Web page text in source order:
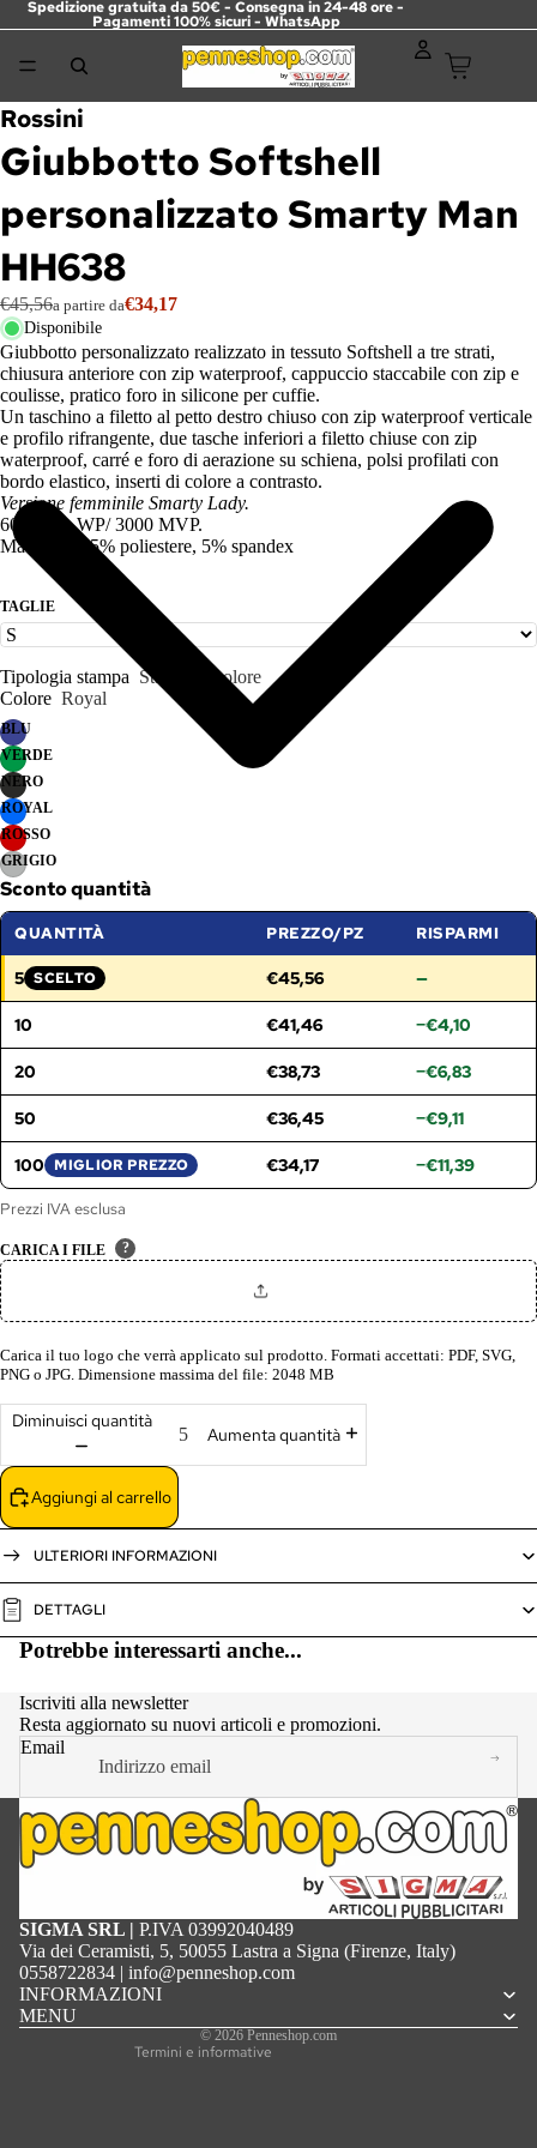
Spedizione gratuita da 50€ - Consegna in 24-48 ore -
Pagamenti 100% sicuri - WhatsApp
Rossini
Giubbotto Softshell
personalizzato Smarty Man
HH638
€45,56a partire da€34,17
Disponibile
Giubbotto personalizzato realizzato in tessuto Softshell a tre strati,
chiusura anteriore con zip waterproof, cappuccio staccabile con zip e
coulisse, pratico foro in silicone per cuffie.
Un taschino a filetto al petto destro chiuso con zip waterproof verticale
e profilo rifrangente, due tasche inferiori a filetto chiuse con zip
waterproof, carré e foro di aerazione su schiena, polsi profilati con
bordo elastico, inserti di colore a contrasto.
Versione femminile Smarty Lady.
6000 mm WP/ 3000 MVP.
Materiale: 95% poliestere, 5% spandex
Colore Royal
BLU
VERDE
NERO
ROYAL
ROSSO
GRIGIO
Tipologia stampa Stampa 1 colore
TAGLIE
Sconto quantità
QUANTITÀ PREZZO/PZ RISPARMI
5 FASCIA SELEZIONATA:
SCELTO €45,56 —
10 €41,46 −€4,10
20 €38,73 −€6,83
50 €36,45 −€9,11
100 MIGLIOR PREZZO €34,17 −€11,39
Prezzi IVA esclusa
CARICA I FILE ?
Carica il tuo logo che verrà applicato sul prodotto. Formati accettati: PDF, SVG,
PNG o JPG. Dimensione massima del file: 2048 MB
Diminuisci quantità
Aumenta quantità
Aggiungi al carrello
ULTERIORI INFORMAZIONI
DETTAGLI
Potrebbe interessarti anche...
Iscriviti alla newsletter
Resta aggiornato su nuovi articoli e promozioni.
Email
SIGMA SRL | P.IVA 03992040489
Via dei Ceramisti, 5, 50055 Lastra a Signa (Firenze, Italy)
0558722834 | info@penneshop.com
INFORMAZIONI
MENU
© 2026 Penneshop.com
Termini e informative
Informativa sulla privacy
Termini e condizioni del servizio
Informativa sulle spedizioni
Recapiti
Informativa sui rimborsi
Informativa legale